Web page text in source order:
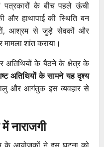
पत्रकारों के बीच पहले ऊंची
हाथापाई की स्थिति बन
आश्रम से जुड़े सेवकों और
शांत कराया।
अतिथियों के बैठने के क्षेत्र के
अतिथियों के सामने यह दृश्य
और आगंतुक इस व्यवहार से